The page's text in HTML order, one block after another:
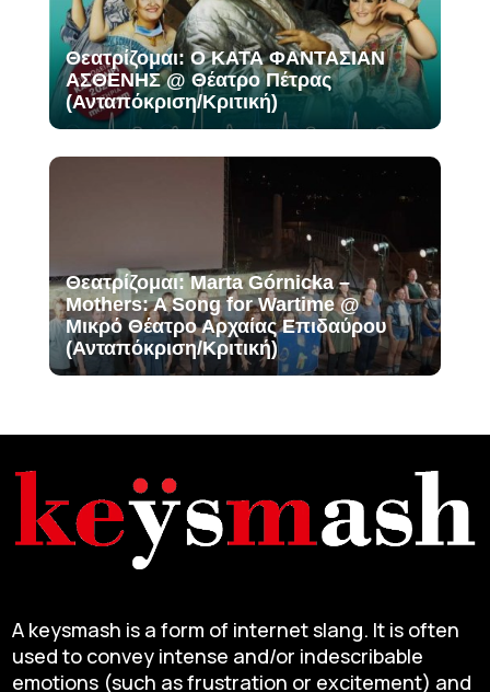
Θεατρίζομαι: Ο ΚΑΤΑ ΦΑΝΤΑΣΙΑΝ
ΑΣΘΕΝΗΣ @ Θέατρο Πέτρας
(Ανταπόκριση/Κριτική)
Θεατρίζομαι: Marta Górnicka –
Mothers: A Song for Wartime @
Μικρό Θέατρο Αρχαίας Επιδαύρου
(Ανταπόκριση/Κριτική)
A keysmash is a form of internet slang. It is often
used to convey intense and/or indescribable
emotions (such as frustration or excitement) and